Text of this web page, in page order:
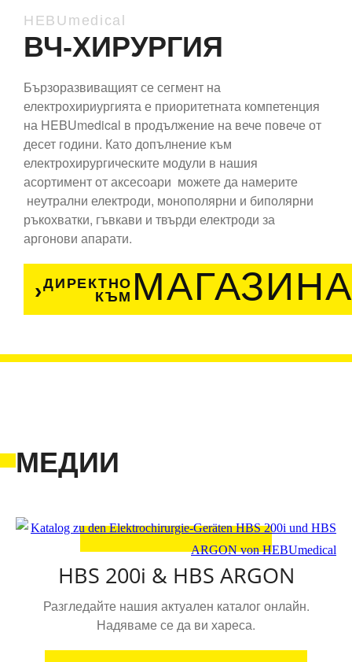
HEBUmedical
ВЧ-ХИРУРГИЯ
Бързоразвиващият се сегмент на
електрохириургията е приоритетната компетенция
на HEBUmedical в продължение на вече повече от
десет години. Като допълнение към
електрохирургическите модули в нашия
асортимент от аксесоари можете да намерите
неутрални електроди, монополярни и биполярни
ръкохватки, гъвкави и твърди електроди за
аргонови апарати.
ДИРЕКТНО
КЪМ МАГАЗИНА
МЕДИИ
HBS 200i & HBS ARGON
Разгледайте нашия актуален каталог онлайн.
Надяваме се да ви хареса.